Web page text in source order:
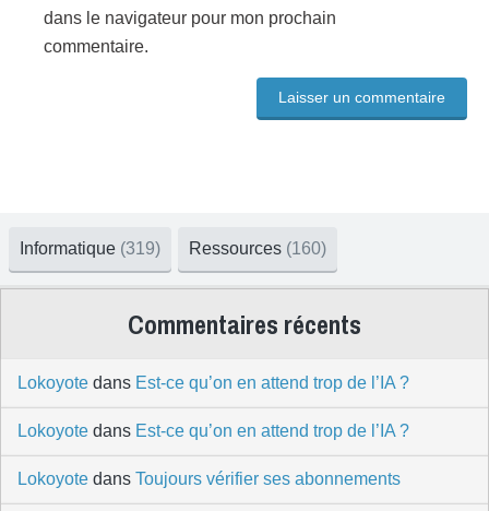
dans le navigateur pour mon prochain
commentaire.
Informatique (319) Ressources (160)
Commentaires récents
Lokoyote dans Est-ce qu’on en attend trop de l’IA ?
Lokoyote dans Est-ce qu’on en attend trop de l’IA ?
Lokoyote dans Toujours vérifier ses abonnements